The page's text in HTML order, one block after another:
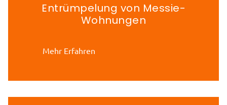
Entrümpelung von Messie-
Wohnungen
Mehr Erfahren